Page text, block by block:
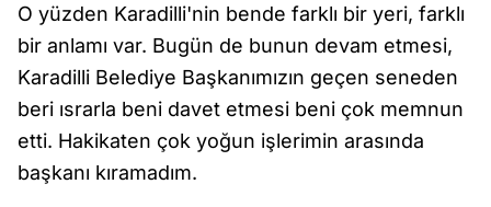
O yüzden Karadilli'nin bende farklı bir yeri, farklı
bir anlamı var. Bugün de bunun devam etmesi,
Karadilli Belediye Başkanımızın geçen seneden
beri ısrarla beni davet etmesi beni çok memnun
etti. Hakikaten çok yoğun işlerimin arasında
başkanı kıramadım.